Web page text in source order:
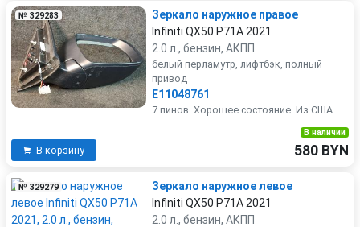
№ 329283
Зеркало наружное правое
Infiniti QX50 P71A 2021
2.0 л., бензин, АКПП
белый перламутр, лифтбэк, полный
привод
E11048761
7 пинов. Хорошее состояние. Из США
В корзину
В наличии
580 BYN
№ 329279
Зеркало наружное левое
Infiniti QX50 P71A 2021
2.0 л., бензин, АКПП